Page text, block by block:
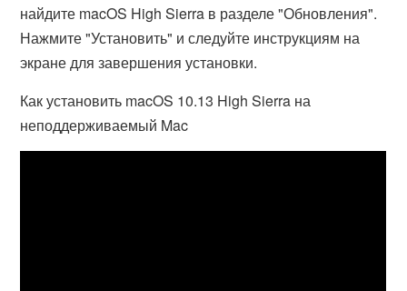
найдите macOS High Sierra в разделе "Обновления".
Нажмите "Установить" и следуйте инструкциям на
экране для завершения установки.
Как установить macOS 10.13 High Sierra на
неподдерживаемый Mac